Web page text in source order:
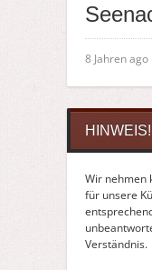
8 Jahren ago
HINWEIS!
Wir nehmen
für unsere
Verständnis.